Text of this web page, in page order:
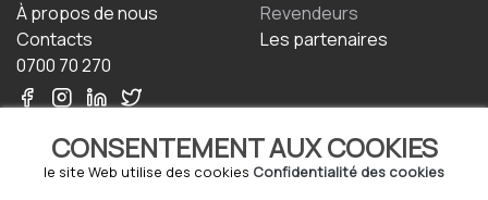
CONSENTEMENT AUX COOKIES
le site Web utilise des cookies Confidentialité des cookies
À propos de nous
Contacts
0700 70 270
Revendeurs
Les partenaires